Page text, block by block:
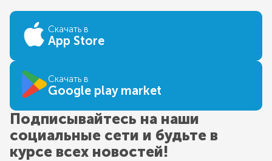
Скачать в
App Store
Скачать в
Google play market
Подписывайтесь на наши
социальные сети и будьте в
курсе всех новостей!